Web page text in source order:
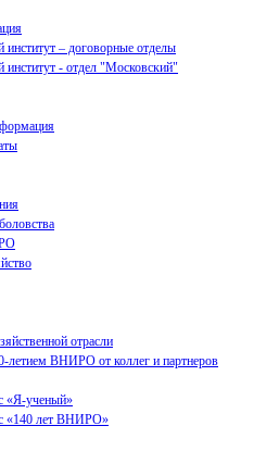
институт – договорные отделы
институт - отдел "Московский"
отрасли
летием ВНИРО от коллег и партнеров
«Я-ученый»
«140 лет ВНИРО»